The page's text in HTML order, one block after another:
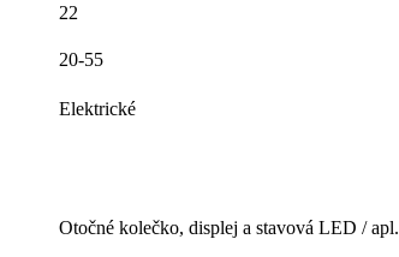
22
20-55
Elektrické
Otočné kolečko, displej a stavová LED / apl.